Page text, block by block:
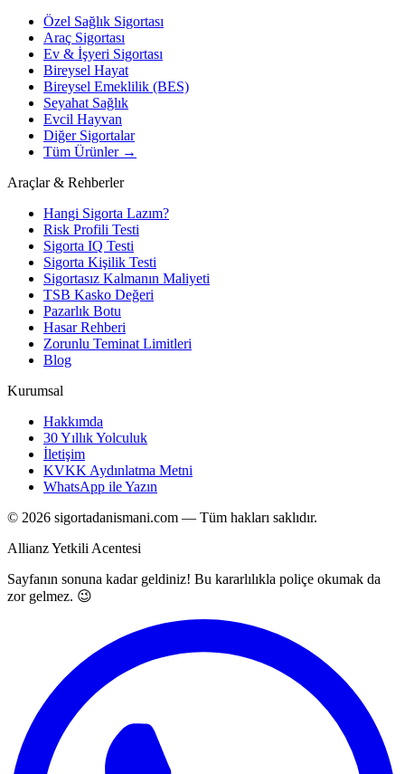
Özel Sağlık Sigortası
Araç Sigortası
Ev & İşyeri Sigortası
Bireysel Hayat
Bireysel Emeklilik (BES)
Seyahat Sağlık
Evcil Hayvan
Diğer Sigortalar
Tüm Ürünler →
Araçlar & Rehberler
Hangi Sigorta Lazım?
Risk Profili Testi
Sigorta IQ Testi
Sigorta Kişilik Testi
Sigortasız Kalmanın Maliyeti
TSB Kasko Değeri
Pazarlık Botu
Hasar Rehberi
Zorunlu Teminat Limitleri
Blog
Kurumsal
Hakkımda
30 Yıllık Yolculuk
İletişim
KVKK Aydınlatma Metni
WhatsApp ile Yazın
© 2026 sigortadanismani.com — Tüm hakları saklıdır.
Allianz Yetkili Acentesi
Sayfanın sonuna kadar geldiniz! Bu kararlılıkla poliçe okumak da
zor gelmez. 😉